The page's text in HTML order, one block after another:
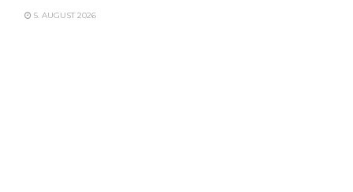
5. AUGUST 2026